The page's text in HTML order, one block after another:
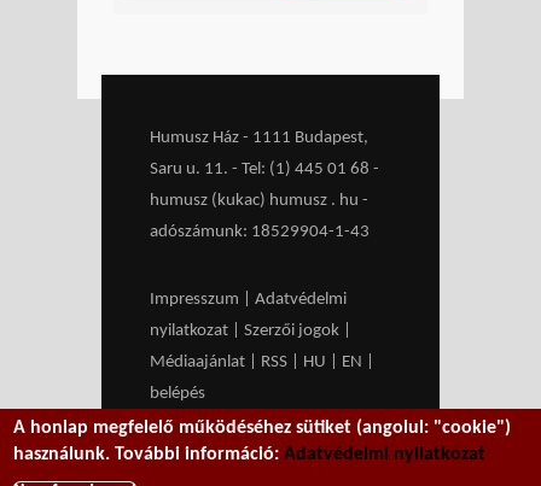
Humusz Ház - 1111 Budapest,
Saru u. 11. - Tel: (1) 445 01 68 -
humusz (kukac) humusz . hu -
adószámunk: 18529904-1-43
Impresszum
Adatvédelmi
nyilatkozat
Szerzői jogok
Médiaajánlat
RSS HU EN
belépés
We work withMXGuarddog to
prevent spam.
A honlap megfelelő működéséhez sütiket (angolul: "cookie")
használunk. További információ:Adatvédelmi nyilatkozat